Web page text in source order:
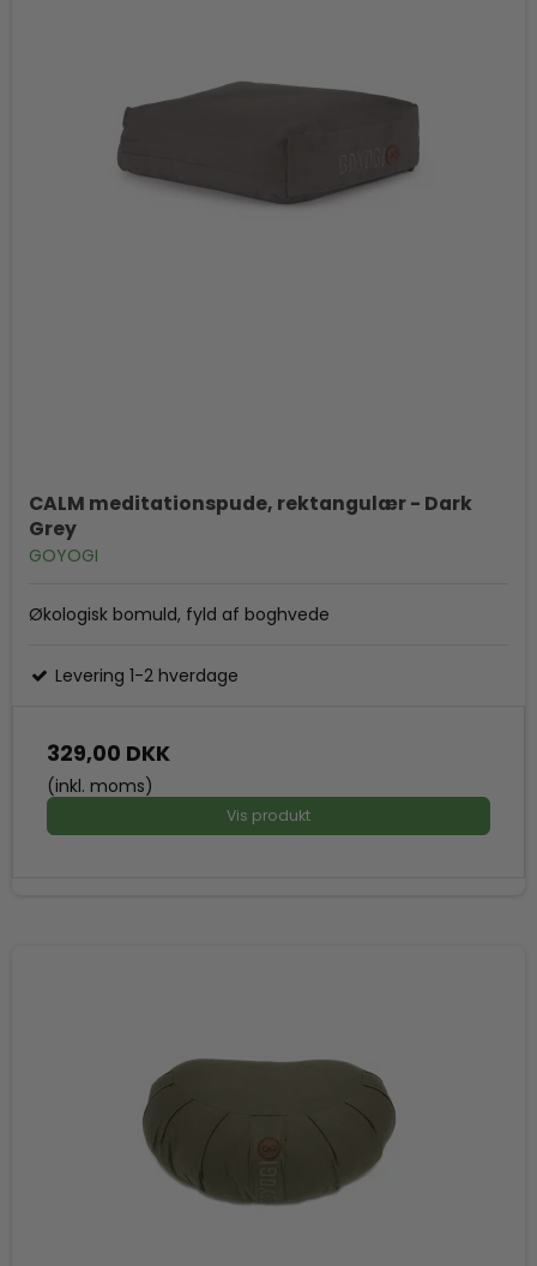
CALM meditationspude, rektangulær - Dark
Grey
GOYOGI
Økologisk bomuld, fyld af boghvede
Levering 1-2 hverdage
329,00 DKK
(inkl. moms)
Vis produkt